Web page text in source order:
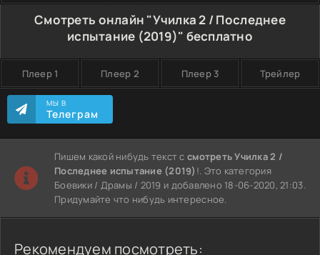
Смотреть онлайн "Училка 2 / Последнее
испытание (2019)" бесплатно
Плеер 1 Плеер 2 Плеер 3 Трейлер
МЫ В
Телеграм
Пишем какой нибудь текст ссмотреть Училка 2 /
Последнее испытание (2019) !. Это категория
Боевики / Драмы / 2019 и добавлено 18-06-2020, 21:03.
Придумайте что нибудь интересное.
Рекомендуем посмотреть: